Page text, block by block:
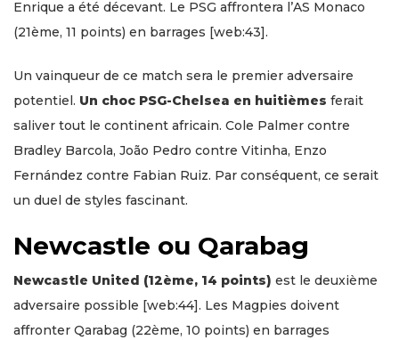
Enrique a été décevant. Le PSG affrontera l’AS Monaco
(21ème, 11 points) en barrages [web:43].
Un vainqueur de ce match sera le premier adversaire
potentiel. Un choc PSG-Chelsea en huitièmes ferait
saliver tout le continent africain. Cole Palmer contre
Bradley Barcola, João Pedro contre Vitinha, Enzo
Fernández contre Fabian Ruiz. Par conséquent, ce serait
un duel de styles fascinant.
Newcastle ou Qarabag
Newcastle United (12ème, 14 points) est le deuxième
adversaire possible [web:44]. Les Magpies doivent
affronter Qarabag (22ème, 10 points) en barrages